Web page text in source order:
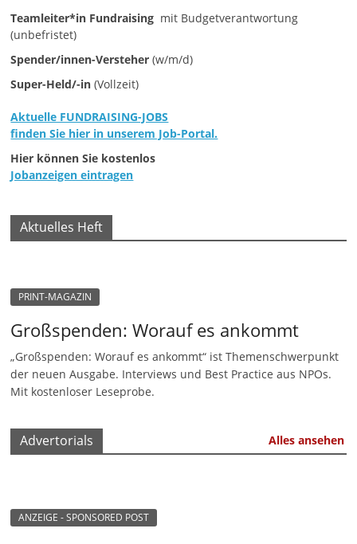
S
e
n
e
|
e
r
e
S
t
t
g
Teamleiter*in Fundraising mit Budgetverantwortung
(unbefristet)
Spender/innen-Versteher (w/m/d)
Super-Held/-in (Vollzeit)
Aktuelle FUNDRAISING-JOBS
finden Sie hier in unserem Job-Portal.
Hier können Sie kostenlos
Jobanzeigen eintragen
Aktuelles Heft
PRINT-MAGAZIN
Großspenden: Worauf es ankommt
„Großspenden: Worauf es ankommt“ ist Themenschwerpunkt
der neuen Ausgabe. Interviews und Best Practice aus NPOs.
Mit kostenloser Leseprobe.
Advertorials Alles ansehen
ANZEIGE - SPONSORED POST